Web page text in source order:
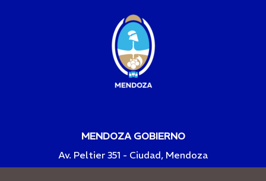
MENDOZA GOBIERNO
Av. Peltier 351 - Ciudad, Mendoza